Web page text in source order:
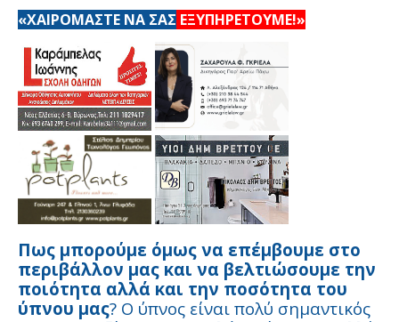
«ΧΑΙΡΟΜΑΣΤΕ ΝΑ ΣΑΣ ΕΞΥΠΗΡΕΤΟΥΜΕ!»
Πως μπορούμε όμως να επέμβουμε στο
περιβάλλον μας και να βελτιώσουμε την
ποιότητα αλλά και την ποσότητα του
ύπνου μας? Ο ύπνος είναι πολύ σημαντικός